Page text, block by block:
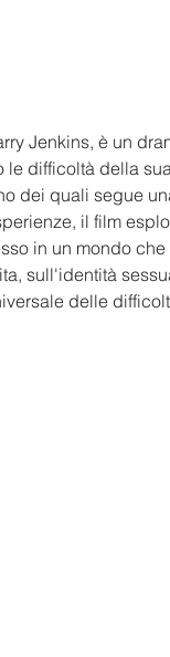
Jenkins, è un
le difficoltà della
dei quali segue
il film
in un mondo
sull'identità
delle